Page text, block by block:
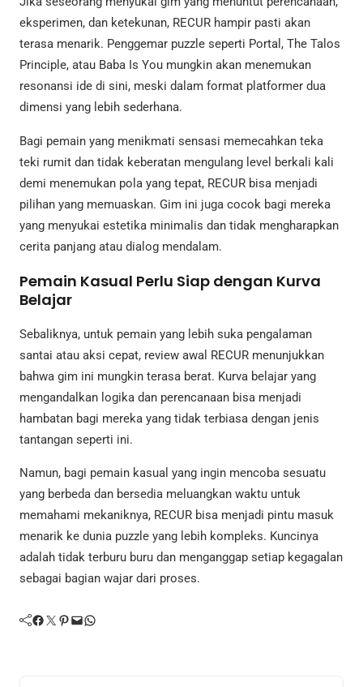
eksperimen, dan ketekunan, RECUR hampir pasti akan
terasa menarik. Penggemar puzzle seperti Portal, The Talos
Principle, atau Baba Is You mungkin akan menemukan
resonansi ide di sini, meski dalam format platformer dua
dimensi yang lebih sederhana.
Bagi pemain yang menikmati sensasi memecahkan teka
teki rumit dan tidak keberatan mengulang level berkali kali
demi menemukan pola yang tepat, RECUR bisa menjadi
pilihan yang memuaskan. Gim ini juga cocok bagi mereka
yang menyukai estetika minimalis dan tidak mengharapkan
cerita panjang atau dialog mendalam.
Pemain Kasual Perlu Siap dengan Kurva
Belajar
Sebaliknya, untuk pemain yang lebih suka pengalaman
santai atau aksi cepat, review awal RECUR menunjukkan
bahwa gim ini mungkin terasa berat. Kurva belajar yang
mengandalkan logika dan perencanaan bisa menjadi
hambatan bagi mereka yang tidak terbiasa dengan jenis
tantangan seperti ini.
Namun, bagi pemain kasual yang ingin mencoba sesuatu
yang berbeda dan bersedia meluangkan waktu untuk
memahami mekaniknya, RECUR bisa menjadi pintu masuk
menarik ke dunia puzzle yang lebih kompleks. Kuncinya
adalah tidak terburu buru dan menganggap setiap kegagalan
sebagai bagian wajar dari proses.
Facebook Twitter Pinterest Mail WhatsApp